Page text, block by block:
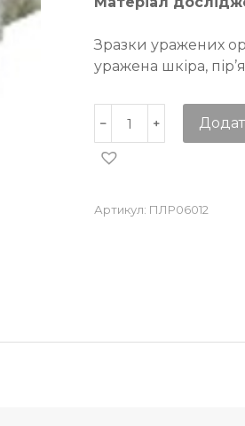
Зразки уражених
уражена шкіра,
Артикул: ПЛР06012